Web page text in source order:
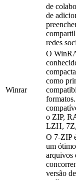
de
de
redes
Winrar
O
como
o ZIP,
LZH,
O 7-ZIP
um
arquivos
versão